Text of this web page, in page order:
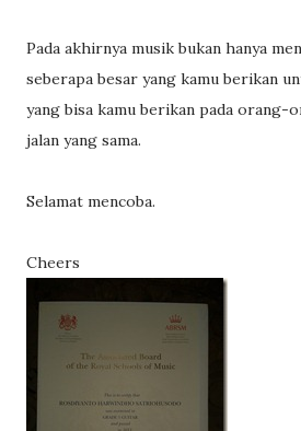
Pada akhirnya musik bukan hanya
seberapa besar yang kamu berikan
yang bisa kamu berikan pada orang-
jalan yang sama.
Selamat mencoba.
Cheers